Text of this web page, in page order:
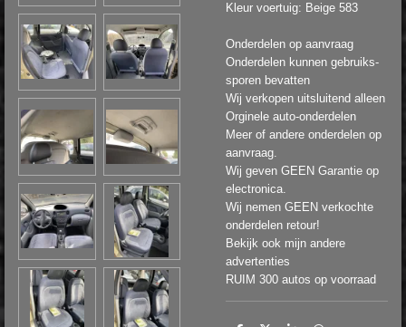
Kleur voertuig: Beige 583
Onderdelen op aanvraag
Onderdelen kunnen gebruiks-
sporen bevatten
Wij verkopen uitsluitend alleen
Orginele auto-onderdelen
Meer of andere onderdelen op
aanvraag.
Wij geven GEEN Garantie op
electronica.
Wij nemen GEEN verkochte
onderdelen retour!
Bekijk ook mijn andere
advertenties
RUIM 300 autos op voorraad